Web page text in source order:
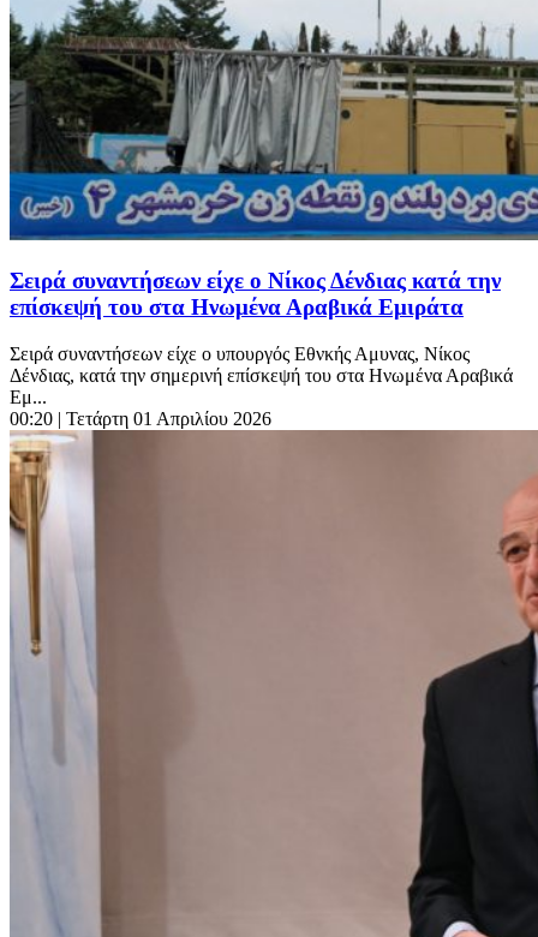
Σειρά συναντήσεων είχε ο Νίκος Δένδιας κατά την
επίσκεψή του στα Ηνωμένα Αραβικά Εμιράτα
Σειρά συναντήσεων είχε ο υπουργός Εθνκής Αμυνας, Νίκος
Δένδιας, κατά την σημερινή επίσκεψή του στα Ηνωμένα Αραβικά
Εμ...
00:20 | Τετάρτη 01 Απριλίου 2026